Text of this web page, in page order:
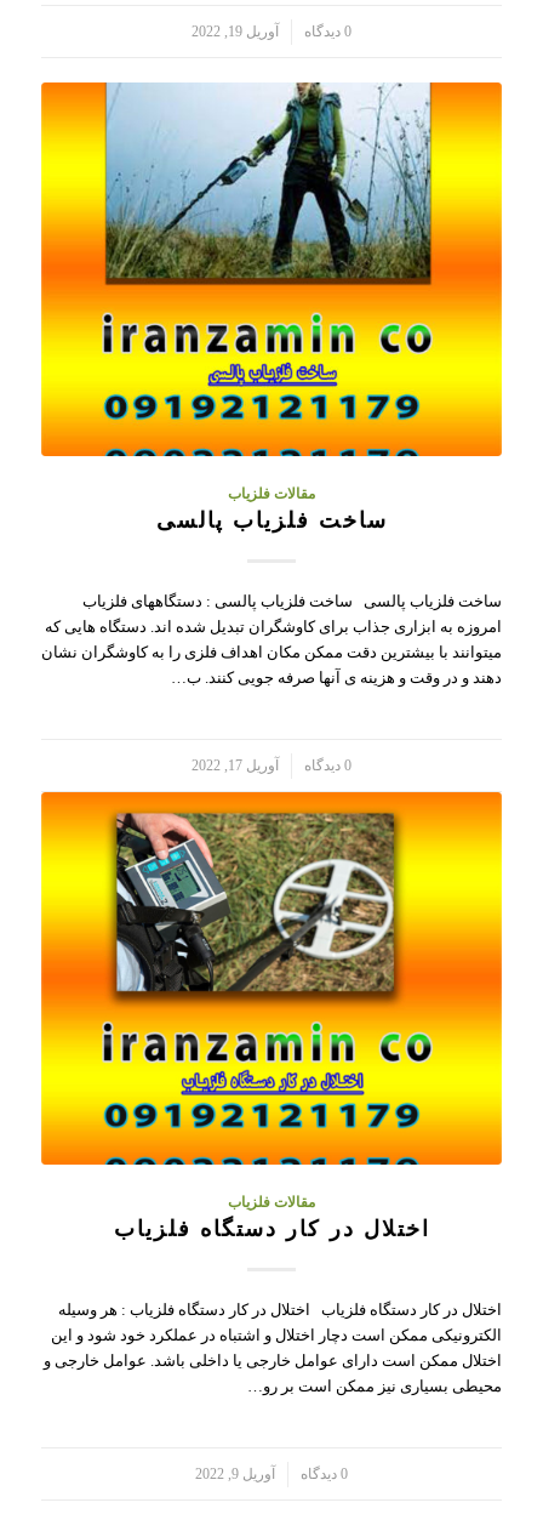
0 دیدگاه آوریل 19, 2022
مقالات فلزیاب
ساخت فلزیاب پالسی
ساخت فلزیاب پالسی ساخت فلزیاب پالسی : دستگاههای فلزیاب
امروزه به ابزاری جذاب برای کاوشگران تبدیل شده اند. دستگاه هایی که
میتوانند با بیشترین دقت ممکن مکان اهداف فلزی را به کاوشگران نشان
دهند و در وقت و هزینه ی آنها صرفه جویی کنند. ب…
0 دیدگاه آوریل 17, 2022
مقالات فلزیاب
اختلال در کار دستگاه فلزیاب
اختلال در کار دستگاه فلزیاب اختلال در کار دستگاه فلزیاب : هر وسیله
الکترونیکی ممکن است دچار اختلال و اشتباه در عملکرد خود شود و این
اختلال ممکن است دارای عوامل خارجی یا داخلی باشد. عوامل خارجی و
محیطی بسیاری نیز ممکن است بر رو…
0 دیدگاه آوریل 9, 2022